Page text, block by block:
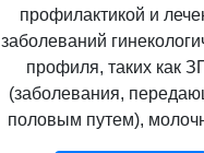
профилактикой и
заболеваний
профиля, таких как
(заболевания,
половым путем),